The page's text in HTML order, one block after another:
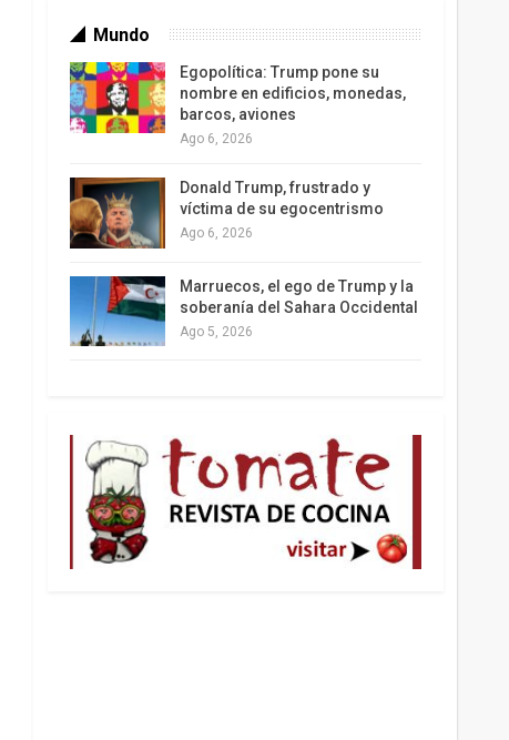
Mundo
Egopolítica: Trump pone su
nombre en edificios, monedas,
barcos, aviones
Ago 6, 2026
Donald Trump, frustrado y
víctima de su egocentrismo
Ago 6, 2026
Marruecos, el ego de Trump y la
soberanía del Sahara Occidental
Ago 5, 2026